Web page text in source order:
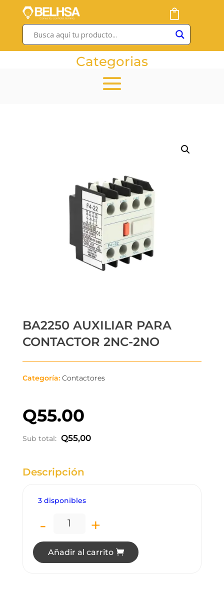
Categorias
BA2250 AUXILIAR PARA
CONTACTOR 2NC-2NO
Categoría: Contactores
Q55.00
Sub total: Q55,00
Descripción
3 disponibles
BA2250 AUXILIAR PARA CONTACTOR
- +
Añadir al carrito